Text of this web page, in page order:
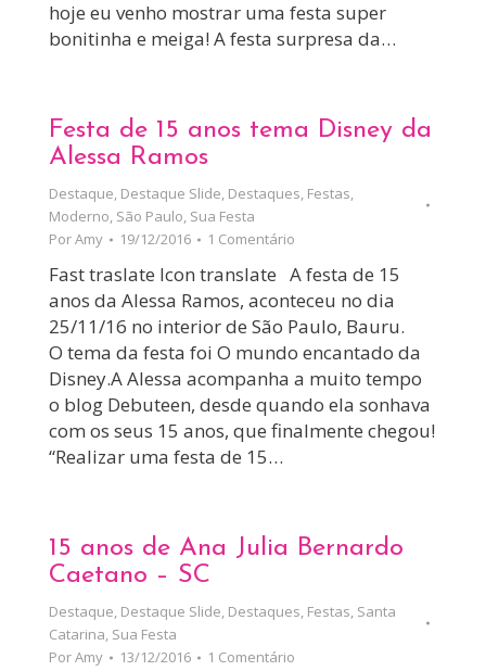
hoje eu venho mostrar uma festa super
bonitinha e meiga! A festa surpresa da…
Festa de 15 anos tema Disney da
Alessa Ramos
Destaque, Destaque Slide, Destaques, Festas,
Moderno, São Paulo, Sua Festa
PorAmy 19/12/2016 1 Comentário
Fast traslate Icon translate A festa de 15
anos da Alessa Ramos, aconteceu no dia
25/11/16 no interior de São Paulo, Bauru.
O tema da festa foi O mundo encantado da
Disney.A Alessa acompanha a muito tempo
o blog Debuteen, desde quando ela sonhava
com os seus 15 anos, que finalmente chegou!
“Realizar uma festa de 15…
15 anos de Ana Julia Bernardo
Caetano – SC
Destaque, Destaque Slide, Destaques, Festas, Santa
Catarina, Sua Festa
PorAmy 13/12/2016 1 Comentário